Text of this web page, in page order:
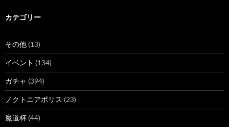
カテゴリー
その他(13)
イベント (134)
ガチャ (394)
ノクトニアポリス (23)
魔道杯(44)